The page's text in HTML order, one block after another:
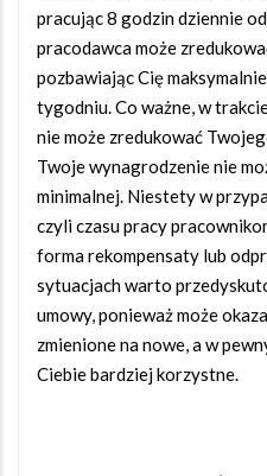
pracując 8 godzin dziennie
pracodawca może
pozbawiając Cię
tygodniu. Co ważne, w
nie może zredukować
Twoje wynagrodzenie nie
minimalnej. Niestety w
czyli czasu pracy
forma rekompensaty lub
sytuacjach warto
umowy, ponieważ może
zmienione na nowe, a w
Ciebie bardziej korzystne.